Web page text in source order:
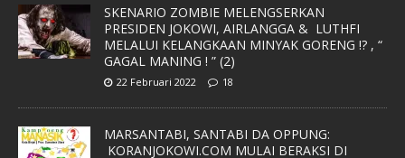
SKENARIO ZOMBIE MELENGSERKAN
PRESIDEN JOKOWI, AIRLANGGA & LUTHFI
MELALUI KELANGKAAN MINYAK GORENG !? , “
GAGAL MANING ! ” (2)
22 Februari 2022 18
MARSANTABI, SANTABI DA OPPUNG:
KORANJOKOWI.COM MULAI BERAKSI DI